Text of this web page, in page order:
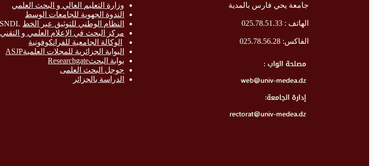
جامعة يحي فارس بالمدية
الهاتف : 025.78.51.33
الفاكس: 025.78.56.28
وزارة التعليم العالي و البحث العلمي
الندوة الجهوية للجامعات الوسط
النظام الوطني للتوثيق عبر الخط
مركز البحث في الإعلام العلمي و التقني
الوكالة الجامعية للفرانكوفونية
البوابة الجزائرية للمجلات العلميةASJP
بوابة البحثResearchgate
جوجل البحث العلمى
الدراسة بالجزائر